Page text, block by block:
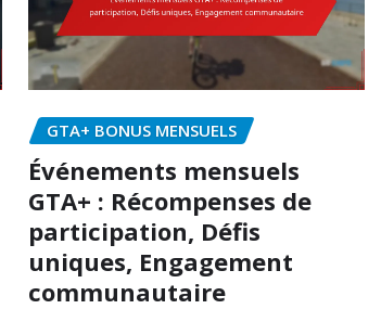
GTA+ BONUS MENSUELS
Événements mensuels
GTA+ : Récompenses de
participation, Défis
uniques, Engagement
communautaire